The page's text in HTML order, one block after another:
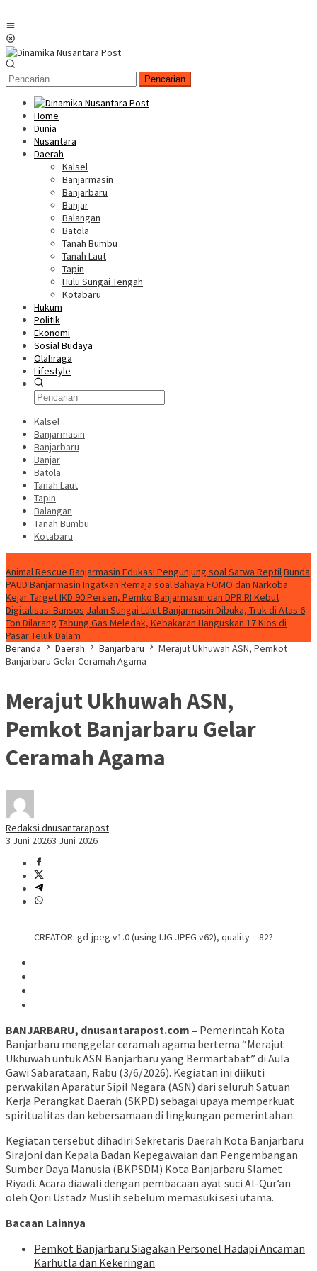
Pencarian
Home
Dunia
Nusantara
Daerah
Kalsel
Banjarmasin
Banjarbaru
Banjar
Balangan
Batola
Tanah Bumbu
Tanah Laut
Tapin
Hulu Sungai Tengah
Kotabaru
Hukum
Politik
Ekonomi
Sosial Budaya
Olahraga
Lifestyle
Kalsel
Banjarmasin
Banjarbaru
Banjar
Batola
Tanah Laut
Tapin
Balangan
Tanah Bumbu
Kotabaru
Animal Rescue Banjarmasin Edukasi Pengunjung soal Satwa ReptilBunda
PAUD Banjarmasin Ingatkan Remaja soal Bahaya FOMO dan Narkoba
Kejar Target IKD 90 Persen, Pemko Banjarmasin dan DPR RI Kebut
Digitalisasi Bansos Jalan Sungai Lulut Banjarmasin Dibuka, Truk di Atas 6
Ton Dilarang Tabung Gas Meledak, Kebakaran Hanguskan 17 Kios di
Pasar Teluk Dalam
Beranda
Daerah Banjarbaru
Merajut Ukhuwah ASN, Pemkot
Banjarbaru Gelar Ceramah Agama
Merajut Ukhuwah ASN,
Pemkot Banjarbaru Gelar
Ceramah Agama
Redaksi dnusantarapost
3 Juni 20263 Juni 2026
CREATOR: gd-jpeg v1.0 (using IJG JPEG v62), quality = 82?
BANJARBARU, dnusantarapost.com – Pemerintah Kota
Banjarbaru menggelar ceramah agama bertema “Merajut
Ukhuwah untuk ASN Banjarbaru yang Bermartabat” di Aula
Gawi Sabarataan, Rabu (3/6/2026). Kegiatan ini diikuti
perwakilan Aparatur Sipil Negara (ASN) dari seluruh Satuan
Kerja Perangkat Daerah (SKPD) sebagai upaya memperkuat
spiritualitas dan kebersamaan di lingkungan pemerintahan.
Kegiatan tersebut dihadiri Sekretaris Daerah Kota Banjarbaru
Sirajoni dan Kepala Badan Kepegawaian dan Pengembangan
Sumber Daya Manusia (BKPSDM) Kota Banjarbaru Slamet
Riyadi. Acara diawali dengan pembacaan ayat suci Al-Qur’an
oleh Qori Ustadz Muslih sebelum memasuki sesi utama.
Bacaan Lainnya
Pemkot Banjarbaru Siagakan Personel Hadapi Ancaman
Karhutla dan Kekeringan